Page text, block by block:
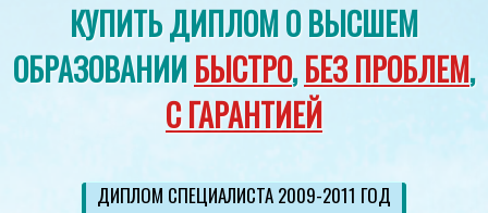
КУПИТЬ ДИПЛОМ О ВЫСШЕМ
ОБРАЗОВАНИИБЫСТРО,БЕЗ ПРОБЛЕМ,
С ГАРАНТИЕЙ
ДИПЛОМ СПЕЦИАЛИСТА 2009-2011 ГОД